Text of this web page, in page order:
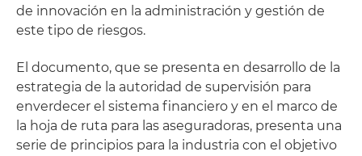
de innovación en la administración y gestión de
este tipo de riesgos.
El documento, que se presenta en desarrollo de la
estrategia de la autoridad de supervisión para
enverdecer el sistema financiero y en el marco de
la hoja de ruta para las aseguradoras, presenta una
serie de principios para la industria con el objetivo